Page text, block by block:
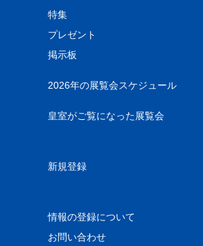
特集
プレゼント
掲示板
2026年の展覧会スケジュール
皇室がご覧になった展覧会
新規登録
情報の登録について
お問い合わせ